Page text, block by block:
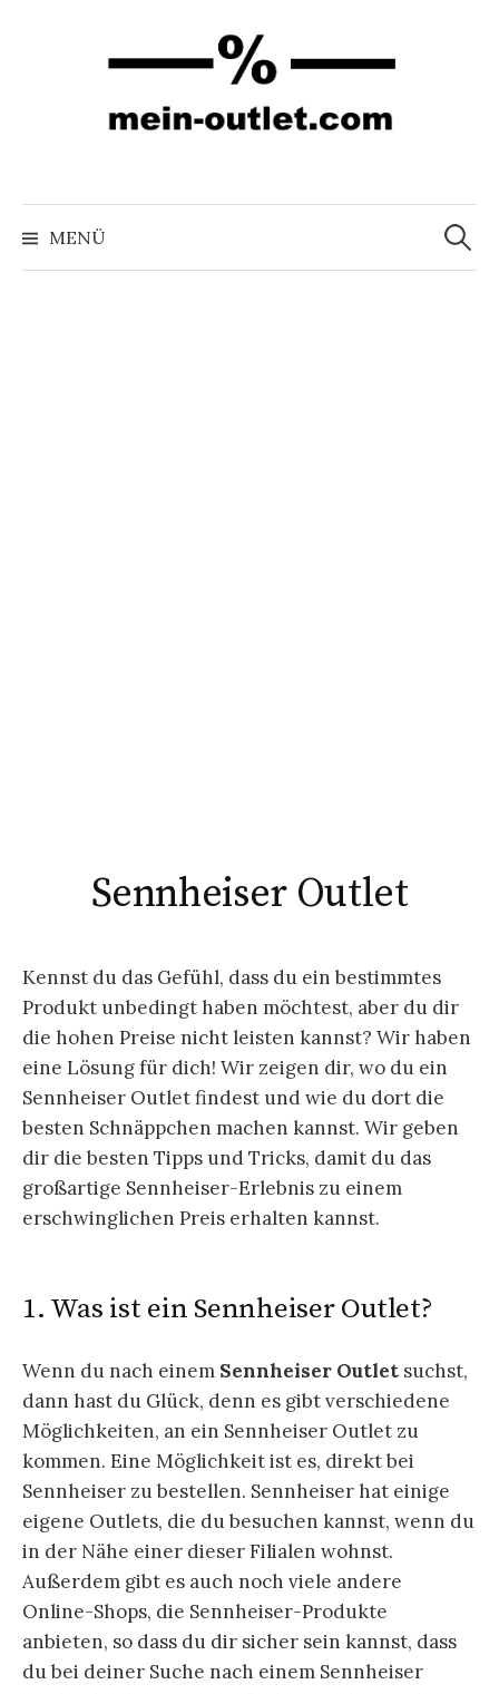
MENÜ
Suchen
nach:
Sennheiser Outlet
Kennst du das Gefühl, dass du ein bestimmtes
Produkt unbedingt haben möchtest, aber du dir
die hohen Preise nicht leisten kannst? Wir haben
eine Lösung für dich! Wir zeigen dir, wo du ein
Sennheiser Outlet findest und wie du dort die
besten Schnäppchen machen kannst. Wir geben
dir die besten Tipps und Tricks, damit du das
großartige Sennheiser-Erlebnis zu einem
erschwinglichen Preis erhalten kannst.
1. Was ist ein Sennheiser Outlet?
Wenn du nach einem Sennheiser Outlet suchst,
dann hast du Glück, denn es gibt verschiedene
Möglichkeiten, an ein Sennheiser Outlet zu
kommen. Eine Möglichkeit ist es, direkt bei
Sennheiser zu bestellen. Sennheiser hat einige
eigene Outlets, die du besuchen kannst, wenn du
in der Nähe einer dieser Filialen wohnst.
Außerdem gibt es auch noch viele andere
Online-Shops, die Sennheiser-Produkte
anbieten, so dass du dir sicher sein kannst, dass
du bei deiner Suche nach einem Sennheiser